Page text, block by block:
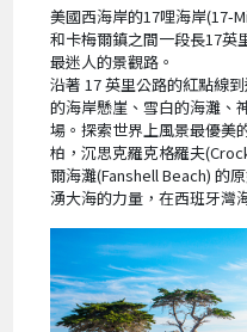
美國西海岸的17哩海岸(17-
和卡梅爾鎮之間一段長17英
最迷人的景觀路。
沿著 17 英里公路的紅點線
的海岸懸崖、雪白的海灘、
場。探索世界上風景最優美
柏，沉思克羅克格羅夫
爾海灘(Fanshell Beach) 的
湧大海的力量，在西班牙灣